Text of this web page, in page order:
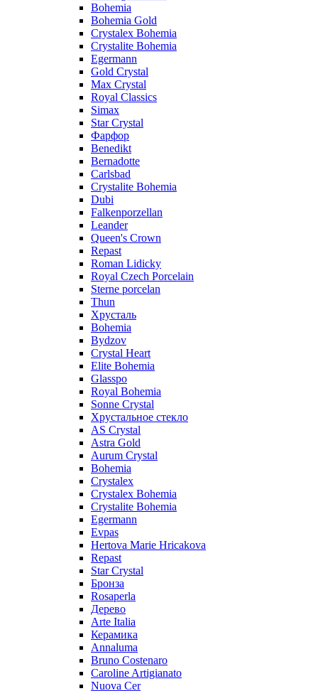
Bohemia
Bohemia Gold
Crystalex Bohemia
Crystalite Bohemia
Egermann
Gold Crystal
Max Crystal
Royal Classics
Simax
Star Crystal
Фарфор
Benedikt
Bernadotte
Carlsbad
Crystalite Bohemia
Dubi
Falkenporzellan
Leander
Queen's Crown
Repast
Roman Lidicky
Royal Czech Porcelain
Sterne porcelan
Thun
Хрусталь
Bohemia
Bydzov
Crystal Heart
Elite Bohemia
Glasspo
Royal Bohemia
Sonne Crystal
Хрустальное стекло
AS Crystal
Astra Gold
Aurum Crystal
Bohemia
Crystalex
Crystalex Bohemia
Crystalite Bohemia
Egermann
Evpas
Hertova Marie Hricakova
Repast
Star Crystal
Бронза
Rosaperla
Дерево
Arte Italia
Керамика
Annaluma
Bruno Costenaro
Caroline Artigianato
Nuova Cer